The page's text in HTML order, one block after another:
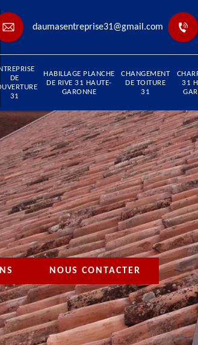
daumasentreprise31@gmail.com
DE
31
HABILLAGE PLANCHE
DE RIVE 31 HAUTE-
GARONNE
CHANGEMENT
DE TOITURE
31
31
NOUS CONTACTER